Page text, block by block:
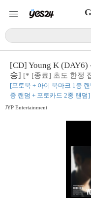
[CD] Young K
송] [* [종료] 초도 한정
[포토북 + 아이 북마크 1종
종 랜덤 + 포토카드 2종 랜덤]
JYP Entertainment